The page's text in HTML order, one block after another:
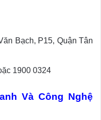
Bạch, P15, Quận Tân
1900 0324
Và Công Nghệ